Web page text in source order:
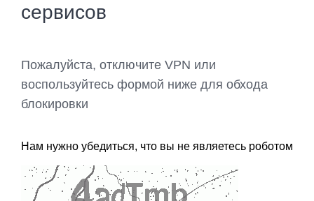
сервисов
Пожалуйста, отключите VPN или
воспользуйтесь формой ниже для обхода
блокировки
Нам нужно убедиться, что вы не являетесь роботом